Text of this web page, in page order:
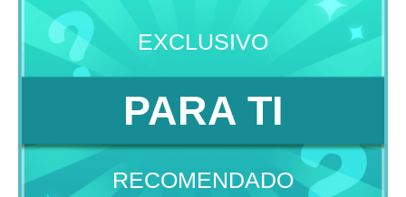
EXCLUSIVO
PARA TI
RECOMENDADO